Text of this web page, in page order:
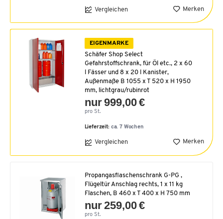
Vergleichen Merken
EIGENMARKE
Schäfer Shop Select
Gefahrstoffschrank, für Öl etc., 2 x 60
l Fässer und 8 x 20 l Kanister,
Außenmaße B 1055 x T 520 x H 1950
mm, lichtgrau/rubinrot
nur 999,00 €
pro St.
Lieferzeit: ca. 7 Wochen
Vergleichen Merken
Propangasflaschenschrank G-PG ,
Flügeltür Anschlag rechts, 1 x 11 kg
Flaschen, B 460 x T 400 x H 750 mm
nur 259,00 €
pro St.